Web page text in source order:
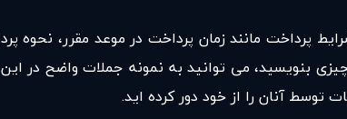
پرداخت مانند زمان پرداخت در موعد مقرر،
بنویسید، می توانید به نمونه جملات واضح در
توسط آنان را از خود دور کرده اید.